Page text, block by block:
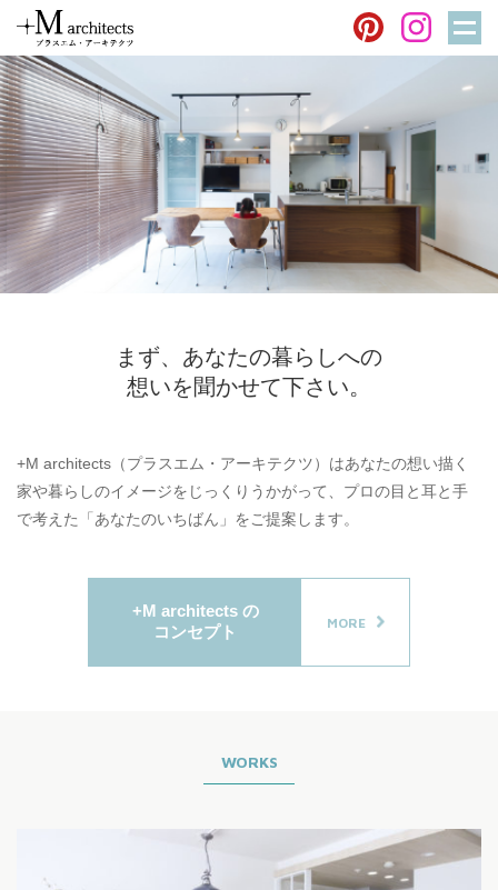
まず、あなたの暮らしへの
想いを聞かせて下さい。
+M architects（プラスエム・アーキテクツ）はあなたの想い描く
家や暮らしのイメージをじっくりうかがって、プロの目と耳と手
で考えた「あなたのいちばん」をご提案します。
+M architects の
コンセプト
MORE
WORKS